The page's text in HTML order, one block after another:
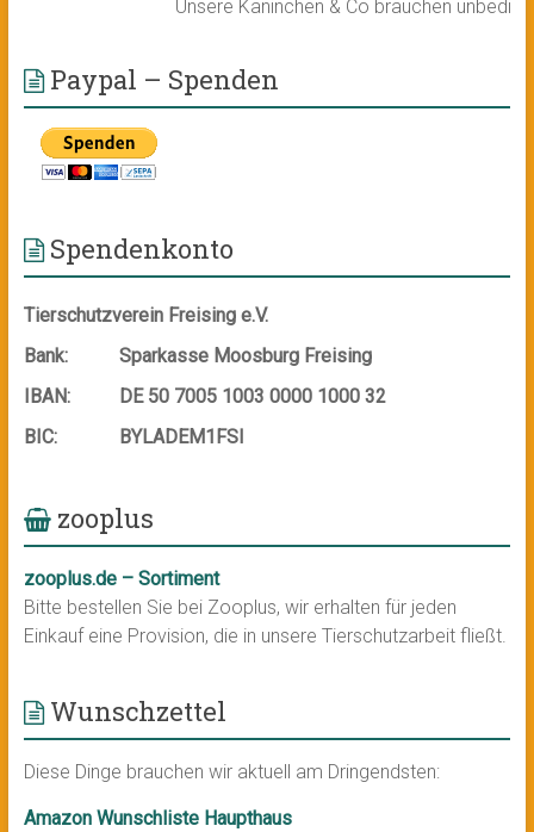
Unsere Kaninchen & Co brauchen
Paypal – Spenden
Spendenkonto
Tierschutzverein Freising e.V.
Bank:
Sparkasse Moosburg Freising
IBAN:
DE 50 7005 1003 0000 1000 32
BIC:
BYLADEM1FSI
zooplus
zooplus.de – Sortiment
Bitte bestellen Sie bei Zooplus, wir erhalten für jeden
Einkauf eine Provision, die in unsere Tierschutzarbeit fließt.
Wunschzettel
Diese Dinge brauchen wir aktuell am Dringendsten:
Amazon Wunschliste Haupthaus